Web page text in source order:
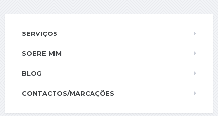
SERVIÇOS
SOBRE MIM
BLOG
CONTACTOS/MARCAÇÕES